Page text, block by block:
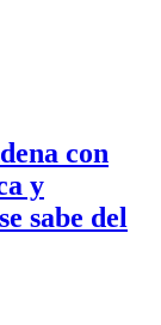
con
y
sabe del